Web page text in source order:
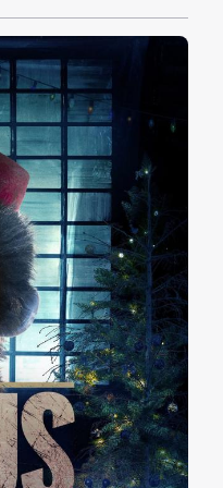
Aus Mitleid und
Corey Jonah nach
eine Nacht voll
seien ihre geheimen